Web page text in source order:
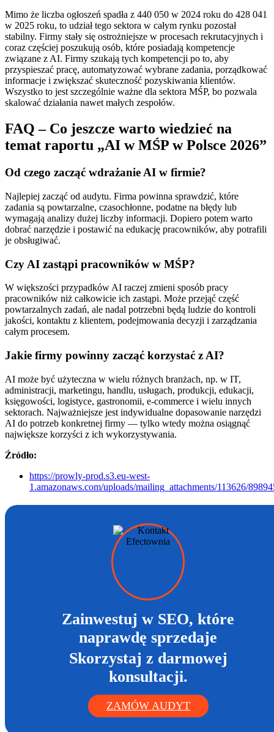
Mimo że liczba ogłoszeń spadła z 440 050 w 2024 roku do 428 041
w 2025 roku, to udział tego sektora w całym rynku pozostał
stabilny. Firmy stały się ostrożniejsze w procesach rekrutacyjnych i
coraz częściej poszukują osób, które posiadają kompetencje
związane z AI. Firmy szukają tych kompetencji po to, aby
przyspieszać pracę, automatyzować wybrane zadania, porządkować
informacje i zwiększać skuteczność pozyskiwania klientów.
Wszystko to jest szczególnie ważne dla sektora MŚP, bo pozwala
skalować działania nawet małych zespołów.
FAQ – Co jeszcze warto wiedzieć na
temat raportu „AI w MŚP w Polsce 2026”
Od czego zacząć wdrażanie AI w firmie?
Najlepiej zacząć od audytu. Firma powinna sprawdzić, które
zadania są powtarzalne, czasochłonne, podatne na błędy lub
wymagają analizy dużej liczby informacji. Dopiero potem warto
dobrać narzędzie i postawić na edukację pracowników, aby potrafili
je obsługiwać.
Czy AI zastąpi pracowników w MŚP?
W większości przypadków AI raczej zmieni sposób pracy
pracowników niż całkowicie ich zastąpi. Może przejąć część
powtarzalnych zadań, ale nadal potrzebni będą ludzie do kontroli
jakości, kontaktu z klientem, podejmowania decyzji i zarządzania
całym procesem.
Jakie firmy powinny zacząć korzystać z AI?
AI może być użyteczna w wielu różnych branżach, np. w IT,
administracji, marketingu, handlu, usługach, produkcji, edukacji,
księgowości, logistyce, gastronomii, e-commerce i wielu innych
sektorach. Najważniejsze jest indywidualne dopasowanie narzędzi
AI do potrzeb konkretnej firmy — tylko wtedy można osiągnąć
największe korzyści z ich wykorzystywania.
Źródło:
https://prowly-prod.s3.eu-west-
1.amazonaws.com/uploads/mailing_attachments/113626/
Zainwestuj w SEO, które
naprawdę sprzedaje
Skorzystaj z darmowej
konsultacji.
ZAMÓW AUDYT